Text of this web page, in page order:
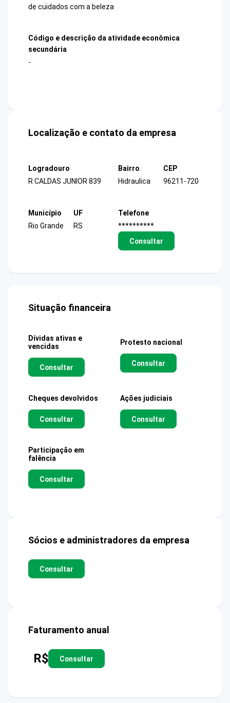
de cuidados com a beleza
Código e descrição da atividade econômica
secundária
-
Localização e contato da empresa
Logradouro
R CALDAS JUNIOR 839
Bairro
Hidraulica
CEP
96211-720
Município
Rio Grande
UF
RS
Telefone
**********
Consultar
Situação financeira
Dívidas ativas e
vencidas
Consultar
Protesto nacional
Consultar
Cheques devolvidos
Consultar
Ações judiciais
Consultar
Participação em
falência
Consultar
Sócios e administradores da empresa
Consultar
Faturamento anual
R$ Consultar